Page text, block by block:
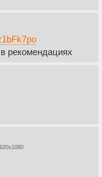
рекомендациях